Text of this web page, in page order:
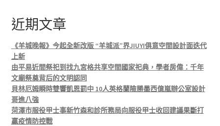
近期文章
《羊城晚報》今起全新改版 “羊城派”界JIUYI俱意空間設計面迭代
上新
由平易近間祭祀到找九宮格共享空間國家祀典，學者房偉：千年
文廟祭奠背后的文明認同
貝林厄姆瞬時雙響凱恩罰中 10人英格蘭險勝墨西億嵐辦公室設計
哥進八強
菏澤市服役甲士事新竹森和診所務局向服役甲士收回建議果斷打
贏疫情防控戰